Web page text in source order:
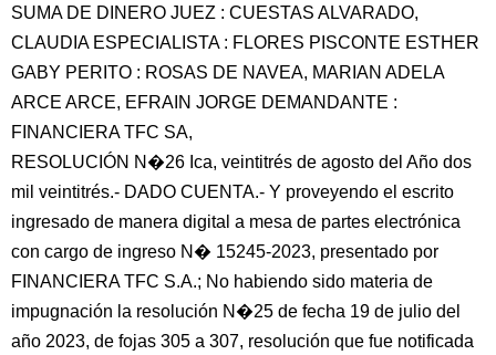
SUMA DE DINERO JUEZ : CUESTAS ALVARADO,
CLAUDIA ESPECIALISTA : FLORES PISCONTE ESTHER
GABY PERITO : ROSAS DE NAVEA, MARIAN ADELA
ARCE ARCE, EFRAIN JORGE DEMANDANTE :
FINANCIERA TFC SA,
RESOLUCIÓN N�26 Ica, veintitrés de agosto del Año dos
mil veintitrés.- DADO CUENTA.- Y proveyendo el escrito
ingresado de manera digital a mesa de partes electrónica
con cargo de ingreso N� 15245-2023, presentado por
FINANCIERA TFC S.A.; No habiendo sido materia de
impugnación la resolución N�25 de fecha 19 de julio del
año 2023, de fojas 305 a 307, resolución que fue notificada